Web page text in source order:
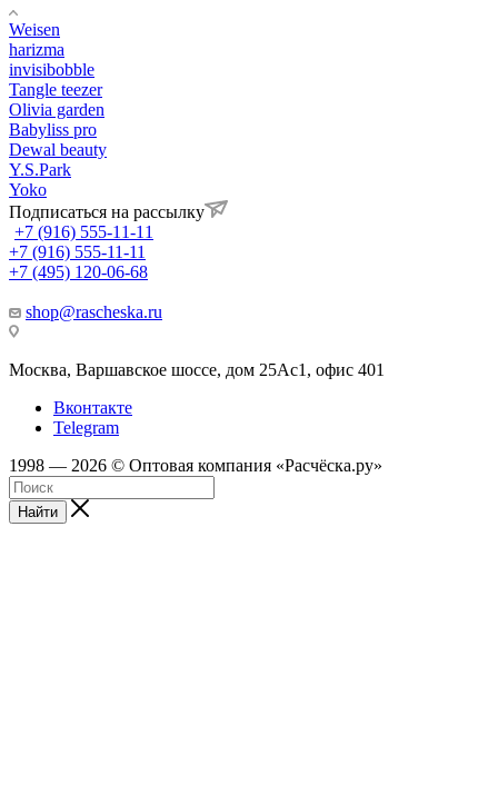
Weisen
harizma
invisibobble
Tangle teezer
Olivia garden
Babyliss pro
Dewal beauty
Y.S.Park
Yoko
Подписаться на рассылку
+7 (916) 555-11-11
+7 (916) 555-11-11
+7 (495) 120-06-68
shop@rascheska.ru
Москва, Варшавское шоссе, дом 25Аc1, офис 401
Вконтакте
Telegram
1998 — 2026 © Оптовая компания «Расчёска.ру»
Найти